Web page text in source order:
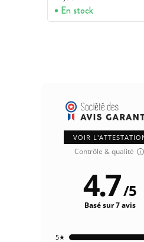
En stock
VOIR
Contrôle & qualité
5★
4.7/5
Basé sur 7 avis